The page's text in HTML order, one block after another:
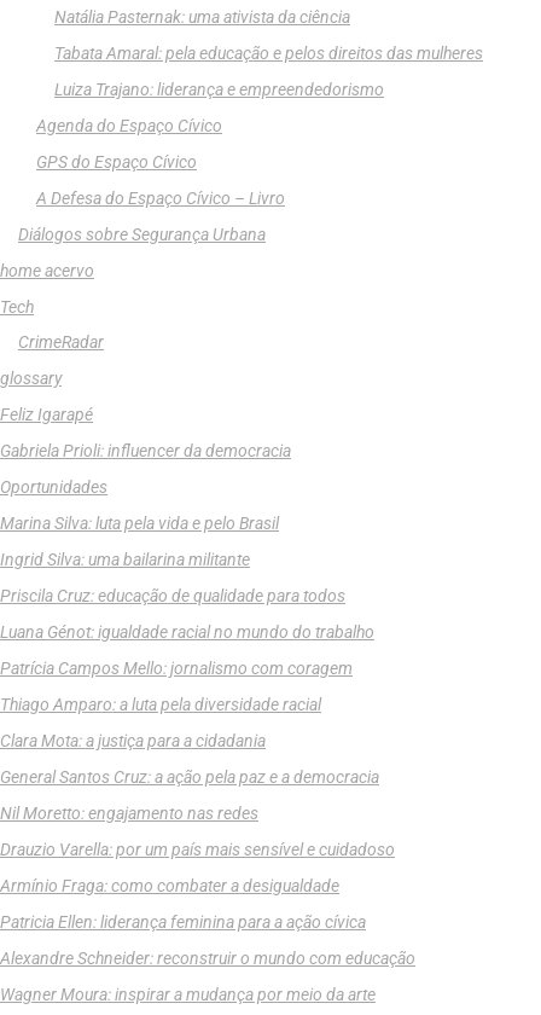
Natália Pasternak: uma ativista da ciência
Tabata Amaral: pela educação e pelos direitos das mulheres
Luiza Trajano: liderança e empreendedorismo
Agenda do Espaço Cívico
GPS do Espaço Cívico
A Defesa do Espaço Cívico – Livro
Diálogos sobre Segurança Urbana
home acervo
Tech
CrimeRadar
glossary
Feliz Igarapé
Gabriela Prioli: influencer da democracia
Oportunidades
Marina Silva: luta pela vida e pelo Brasil
Ingrid Silva: uma bailarina militante
Priscila Cruz: educação de qualidade para todos
Luana Génot: igualdade racial no mundo do trabalho
Patrícia Campos Mello: jornalismo com coragem
Thiago Amparo: a luta pela diversidade racial
Clara Mota: a justiça para a cidadania
General Santos Cruz: a ação pela paz e a democracia
Nil Moretto: engajamento nas redes
Drauzio Varella: por um país mais sensível e cuidadoso
Armínio Fraga: como combater a desigualdade
Patricia Ellen: liderança feminina para a ação cívica
Alexandre Schneider: reconstruir o mundo com educação
Wagner Moura: inspirar a mudança por meio da arte